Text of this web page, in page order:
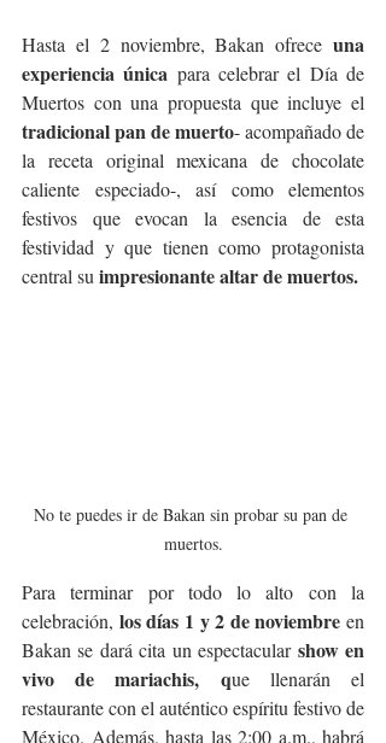
Hasta el 2 noviembre, Bakan ofrece una
experiencia única para celebrar el Día de
tradicional pan de muerto- acompañado de
la receta original mexicana de chocolate
caliente especiado-, así como elementos
festivos que evocan la esencia de esta
festividad y que tienen como protagonista
central su impresionante altar de muertos.
No te puedes ir de Bakan sin probar su pan de
muertos.
Para terminar por todo lo alto con la
celebración, los días 1 y 2 de noviembre en
Bakan se dará cita un espectacular show en
vivo de mariachis, que llenarán el
restaurante con el auténtico espíritu festivo de
México. Además, hasta las 2:00 a.m., habrá